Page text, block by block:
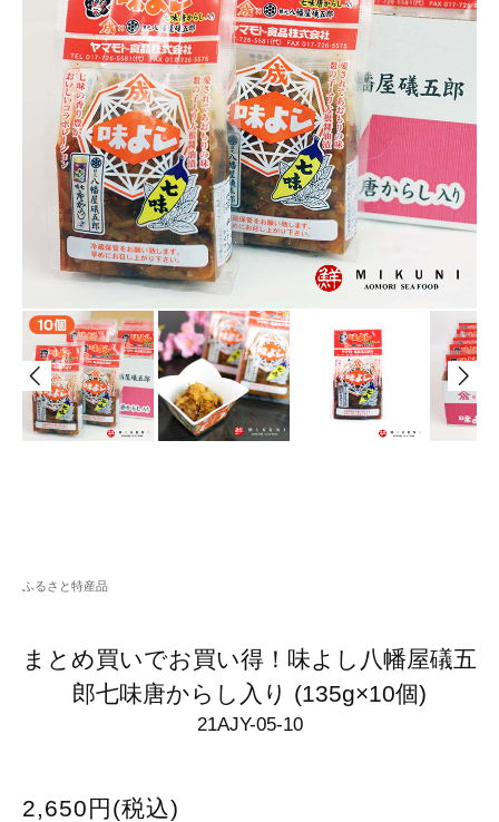
ふるさと特産品
まとめ買いでお買い得！味よし八幡屋礒五
郎七味唐からし入り (135g×10個)
21AJY-05-10
2,650円(税込)